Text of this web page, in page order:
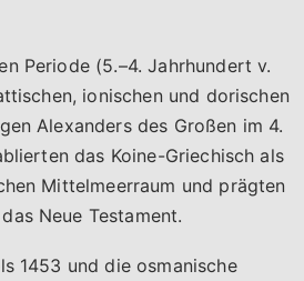
Periode (5.–4. Jahrhundert v.
ionischen und dorischen
Alexanders des Großen im 4.
das Koine-Griechisch als
Mittelmeerraum und prägten
Neue Testament.
1453 und die osmanische